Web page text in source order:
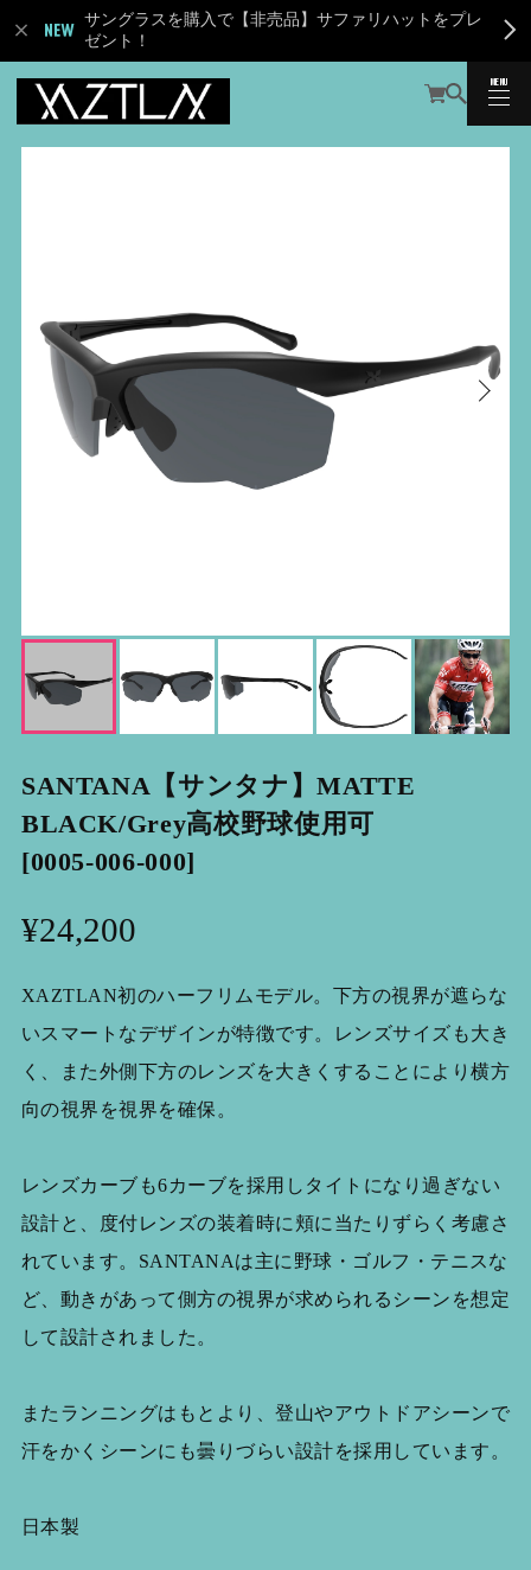
サングラスを購入で【非売品】サファリハットをプレ
ゼント！
MENU
CLOSE
SANTANA【サンタナ】MATTE
BLACK/Grey高校野球使用可
[0005-006-000]
¥24,200
XAZTLAN初のハーフリムモデル。下方の視界が遮らな
いスマートなデザインが特徴です。レンズサイズも大き
く、また外側下方のレンズを大きくすることにより横方
向の視界を視界を確保。
レンズカーブも6カーブを採用しタイトになり過ぎない
設計と、度付レンズの装着時に頬に当たりずらく考慮さ
れています。SANTANAは主に野球・ゴルフ・テニスな
ど、動きがあって側方の視界が求められるシーンを想定
して設計されました。
またランニングはもとより、登山やアウトドアシーンで
汗をかくシーンにも曇りづらい設計を採用しています。
日本製